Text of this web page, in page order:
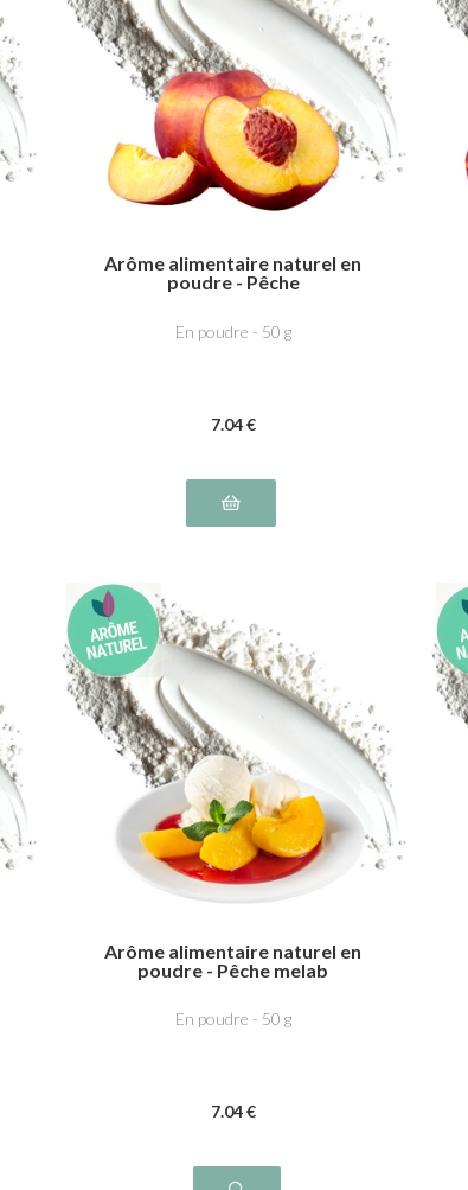
Arôme alimentaire naturel en
poudre - Pêche
En poudre - 50 g
7.04€
Arôme alimentaire naturel en
poudre - Pêche melab
En poudre - 50 g
7.04€